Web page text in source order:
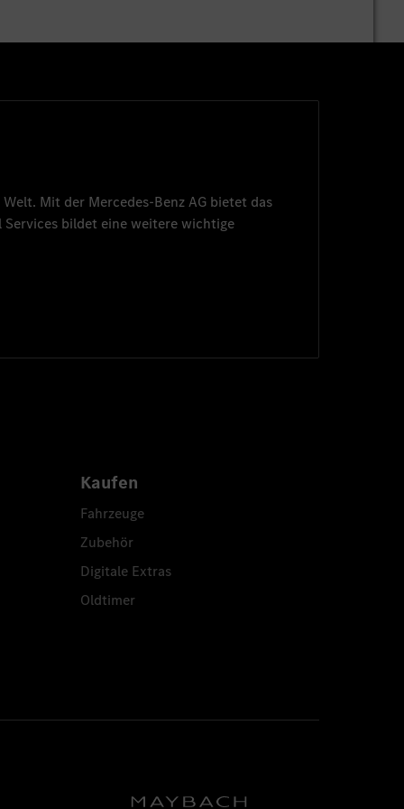
Mit der Mercedes-Benz AG bietet das
Services bildet eine weitere wichtige
Kaufen
Fahrzeuge
Zubehör
Digitale Extras
Oldtimer